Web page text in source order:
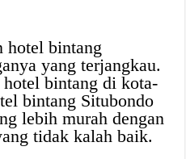
hotel bintang
yang terjangkau.
bintang di kota-
bintang Situbondo
lebih murah dengan
tidak kalah baik.